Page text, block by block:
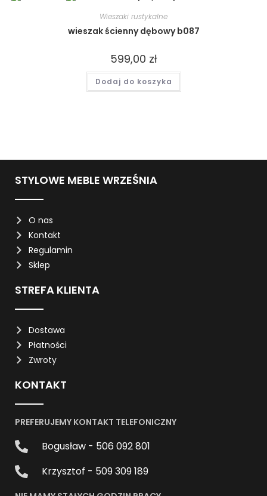
Wieszaki rustykalne
wieszak ścienny dębowy b087
599,00 zł
Dodaj do koszyka
STYLOWE MEBLE WRZEŚNIA
O nas
Kontakt
Regulamin
Sklep
STREFA KLIENTA
Dostawa
Płatności
Zwroty
KONTAKT
PREFERUJEMY KONTAKT TELEFONICZNY
Bogusław - 506 092 801
Krzysztof - 509 309 189